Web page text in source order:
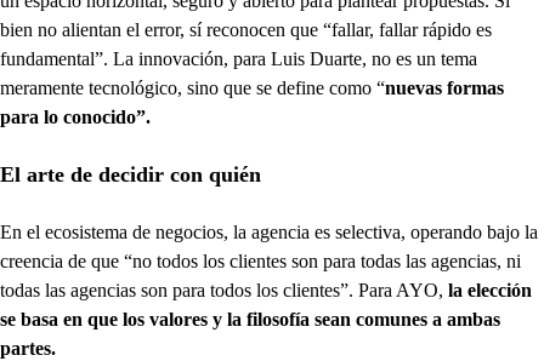
bien no alientan el error, sí reconocen que “fallar, fallar rápido es
fundamental”. La innovación, para Luis Duarte, no es un tema
meramente tecnológico, sino que se define como “nuevas formas
para lo conocido”.
El arte de decidir con quién
En el ecosistema de negocios, la agencia es selectiva, operando bajo la
creencia de que “no todos los clientes son para todas las agencias, ni
todas las agencias son para todos los clientes”. Para AYO, la elección
se basa en que los valores y la filosofía sean comunes a ambas
partes.